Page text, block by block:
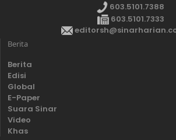
603.5101.7388
603.5101.7333
Berita
Berita
Edisi
Global
E-Paper
Suara Sinar
Video
Khas